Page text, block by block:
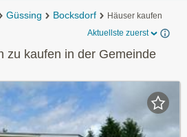
Güssing Bocksdorf
Häuser kaufen
Aktuellste zuerst
zu kaufen in der Gemeinde